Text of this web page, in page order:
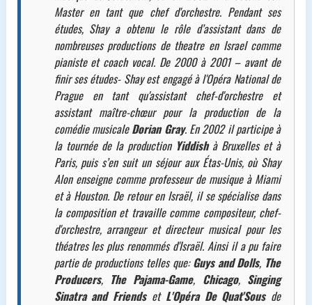
Master en tant que chef d'orchestre. Pendant ses
études, Shay a obtenu le rôle d’assistant dans de
nombreuses productions de theatre en Israel comme
pianiste et coach vocal. De 2000 à 2001 – avant de
finir ses études- Shay est engagé à l'Opéra National de
Prague en tant qu'assistant chef-d'orchestre et
assistant maître-chœur pour la production de la
comédie musicaleDorian Gray. En 2002 il participe à
la tournée de la production Yiddishà Bruxelles et à
Paris, puis s’en suit un séjour aux Étas-Unis, où Shay
Alon enseigne comme professeur de musique à Miami
et à Houston. De retour en Israël, il se spécialise dans
la composition et travaille comme compositeur, chef-
d'orchestre, arrangeur et directeur musical pour les
théatres les plus renommés d'Israël. Ainsi il a pu faire
partie de productions telles que:Guys and Dolls, The
Producers, The Pajama-Game, Chicago, Singing
Sinatra and Friendset L'Opéra De Quat'Sousde